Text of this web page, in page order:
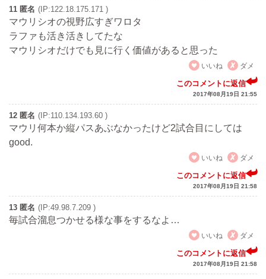
11 匿名 (IP:122.18.175.171 )
マウリシオの視野広すぎワロタ
ラファも活き活きしてたな
マウリシオだけでも見に行く価値があると思った
いいね
ダメ
このコメントに返信
2017年08月19日 21:55
12 匿名 (IP:110.134.193.60 )
マウリ何本か縦パスあぶなかったけど2試合目にしては
good.
いいね
ダメ
このコメントに返信
2017年08月19日 21:58
13 匿名 (IP:49.98.7.209 )
毎試合溜息つかせる様な事をするなよ…
いいね
ダメ
このコメントに返信
2017年08月19日 21:58